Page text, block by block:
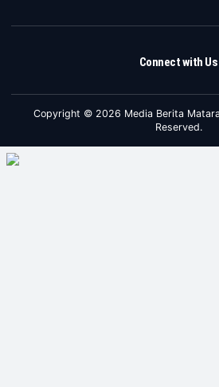
Connect with Us
Copyright © 2026 Media Berita
Reserved.